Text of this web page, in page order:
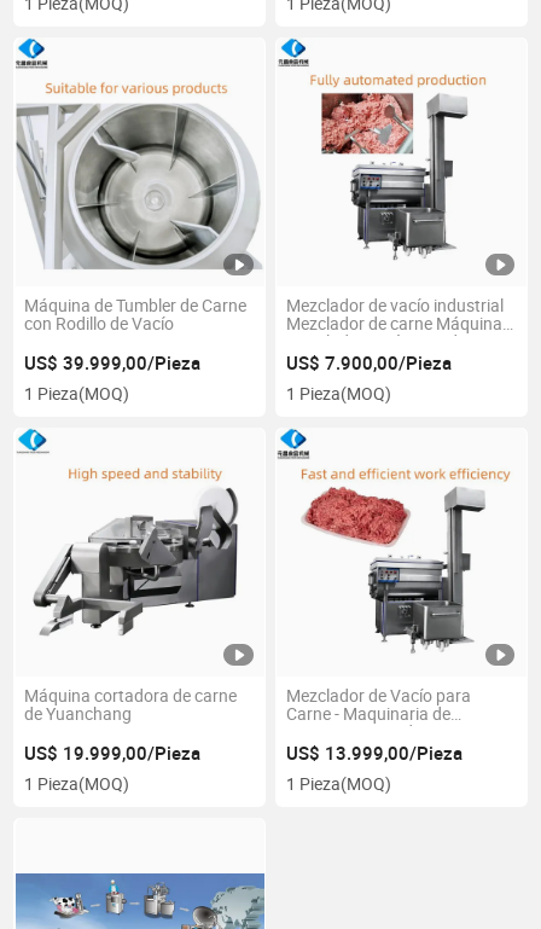
Máquina de Tumbler de Carne
con Rodillo de Vacío
US$ 39.999,00/Pieza
1 Pieza(MOQ)
Mezclador de vacío industrial
Mezclador de carne Máquina
mezcladora Máquina de carne
US$ 7.900,00/Pieza
1 Pieza(MOQ)
Máquina cortadora de carne
de Yuanchang
US$ 19.999,00/Pieza
1 Pieza(MOQ)
Mezclador de Vacío para
Carne - Maquinaria de
Procesamiento de Carne Mejor
Máquina Mezcladora
US$ 13.999,00/Pieza
1 Pieza(MOQ)